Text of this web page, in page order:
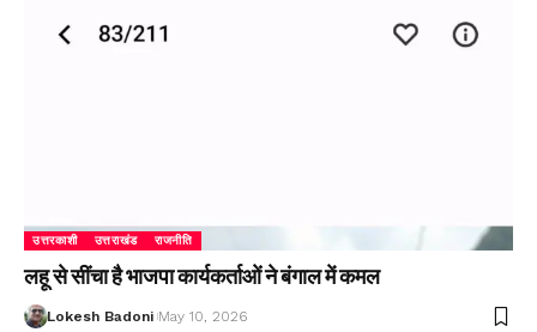
उत्तरकाशी उत्तराखंड राजनीति
लहू से सींचा है भाजपा कार्यकर्ताओं ने बंगाल में कमल
Lokesh Badoni May 10, 2026